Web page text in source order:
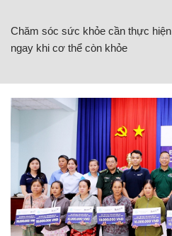
Chăm sóc sức khỏe cần thực hiện
ngay khi cơ thể còn khỏe